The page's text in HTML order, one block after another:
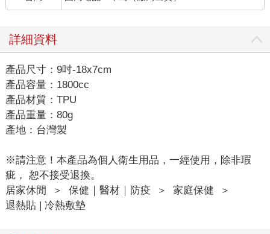
詳細資料
產品尺寸：9吋-18x7cm
產品容量：1800cc
產品材質：TPU
產品重量：80g
產地：台灣製
※請注意！本產品為個人衛生用品，一經使用，除非瑕
疵， 恕不接受退換。
居家休閒
＞ 保健｜醫材｜防疫 ＞ 家庭保健
＞
退熱貼 | 冷熱敷墊